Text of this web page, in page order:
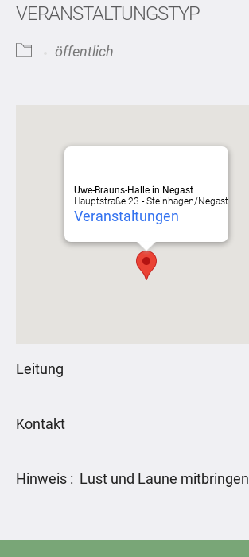
VERANSTALTUNGSTYP
öffentlich
Uwe-Brauns-Halle in Negast
Hauptstraße 23 - Steinhagen/Negast
Veranstaltungen
Leitung
Kontakt
Hinweis : Lust und Laune mitbringen